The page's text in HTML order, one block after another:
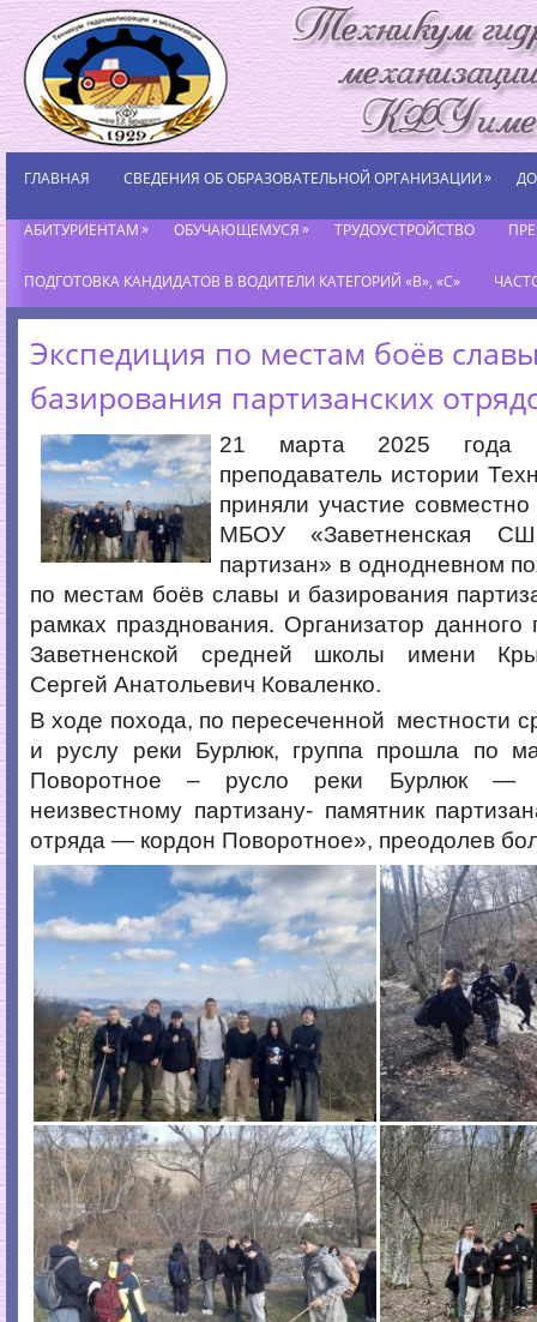
ГЛАВНАЯ СВЕДЕНИЯ ОБ ОБРАЗОВАТЕЛЬНОЙ ОРГАНИЗАЦИИ»
АБИТУРИЕНТАМ» ОБУЧАЮЩЕМУСЯ» ТРУДОУСТРОЙСТВО
ПОДГОТОВКА КАНДИДАТОВ В ВОДИТЕЛИ КАТЕГОРИЙ «В», «С»
Экспедиция по местам боёв
базирования партизанских
21 марта 2025
преподаватель истории
приняли участие
МБОУ «Заветненская
партизан» в однодневном
по местам боёв славы и базирования
рамках празднования. Организатор данного
Заветненской средней школы имени
Сергей Анатольевич Коваленко.
В ходе похода, по пересеченной местности
и руслу реки Бурлюк, группа прошла по
Поворотное – русло реки Бурлюк —
неизвестному партизану- памятник
отряда — кордон Поворотное», преодолев